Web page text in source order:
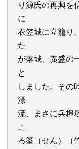
り源氏の再興を
に
衣笠城に立籠り
た
が落城、義盛の
と
しました。その
漂
流、まさに兵糧
こ
ろ筌（せん）（